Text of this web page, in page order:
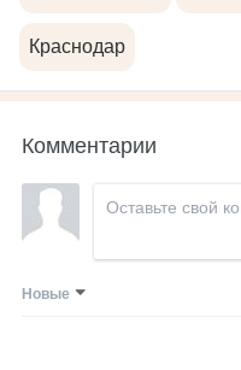
Краснодар
Комментарии
Новые